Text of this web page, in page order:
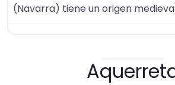
(Navarra) tiene un origen